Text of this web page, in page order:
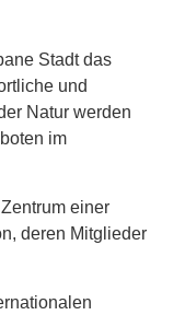
Stadt das
und
Natur werden
im
einer
deren Mitglieder